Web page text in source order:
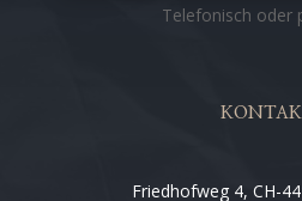
Telefonisch oder
Friedhofweg 4, CH-